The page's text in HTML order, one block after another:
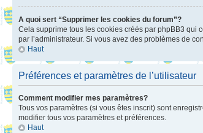
A quoi sert “Supprimer les cookies du forum”?
Cela supprime tous les cookies créés par phpBB3 qui
par l’administrateur. Si vous avez des problèmes de
Haut
Préférences et paramètres de l’utilisateur
Comment modifier mes paramètres?
Tous vos paramètres (si vous êtes inscrit) sont
modifier tous vos paramètres et préférences.
Haut